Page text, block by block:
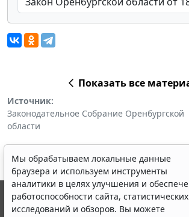
Показать все
Источник:
Законодательное Собрание Оренбургской
области
Мы обрабатываем локальные данные
браузера и используем инструменты
аналитики в целях улучшения и
работоспособности сайта, статистических
исследований и обзоров. Вы можете
© ООО "НПП "ГАРАНТ-СЕРВИС", 2026.